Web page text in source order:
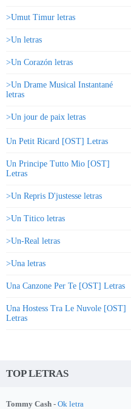
>Umut Timur letras
>Un letras
>Un Corazón letras
>Un Drame Musical Instantané
letras
>Un jour de paix letras
Un Petit Ricard [OST] Letras
Un Principe Tutto Mio [OST]
Letras
>Un Repris D'justesse letras
>Un Titico letras
>Un-Real letras
>Una letras
Una Canzone Per Te [OST] Letras
Una Hostess Tra Le Nuvole [OST]
Letras
TOP LETRAS
Tommy Cash - Ok letra